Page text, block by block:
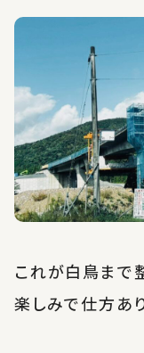
これが白鳥まで
楽しみで仕方あ